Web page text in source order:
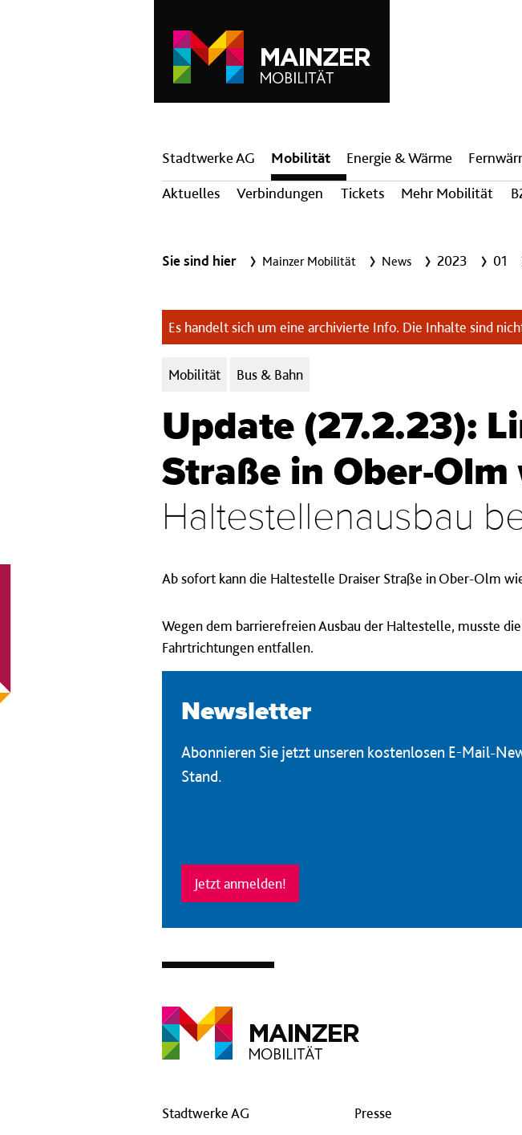
Hauptnavigation
Stadtwerke AG
Mobilität
Aktuelles
Verbindungen Tickets Mehr Mobilität
Energie & Wärme
Sie sind hier Mainzer Mobilität News 2023 01
Es handelt sich um eine archivierte Info. Die Inhalte sind
Kategorien:
Mobilität Bus & Bahn
Update (27.2.23):
Straße in Ober-Olm
Haltestellenausbau
Ab sofort kann die Haltestelle Draiser Straße in Ober-Olm
Wegen dem barrierefreien Ausbau der Haltestelle, musste
Fahrtrichtungen entfallen.
Newsletter
Abonnieren Sie jetzt unseren kostenlosen E-Mail-
Stand.
Jetzt anmelden!
Stadtwerke AG
Presse